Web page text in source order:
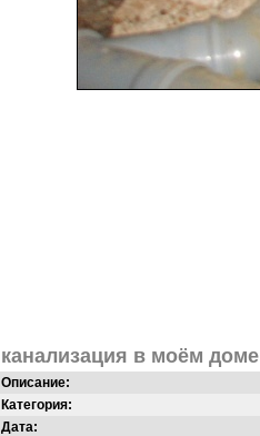
канализация в моём доме
Описание:
Категория:
Дата: